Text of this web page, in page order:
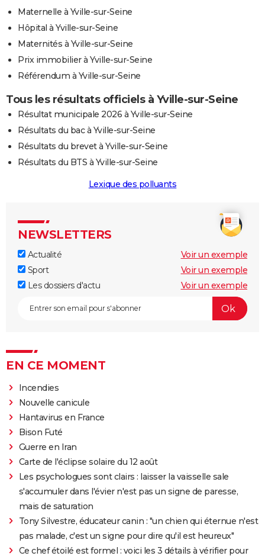
Maternelle à Yville-sur-Seine
Hôpital à Yville-sur-Seine
Maternités à Yville-sur-Seine
Prix immobilier à Yville-sur-Seine
Référendum à Yville-sur-Seine
Tous les résultats officiels à Yville-sur-Seine
Résultat municipale 2026 à Yville-sur-Seine
Résultats du bac à Yville-sur-Seine
Résultats du brevet à Yville-sur-Seine
Résultats du BTS à Yville-sur-Seine
Lexique des polluants
NEWSLETTERS
Actualité
Voir un exemple
Sport
Voir un exemple
Les dossiers d'actu
Voir un exemple
EN CE MOMENT
Incendies
Nouvelle canicule
Hantavirus en France
Bison Futé
Guerre en Iran
Carte de l'éclipse solaire du 12 août
Les psychologues sont clairs : laisser la vaisselle sale
s'accumuler dans l'évier n'est pas un signe de paresse,
mais de saturation
Tony Silvestre, éducateur canin : "un chien qui éternue n'est
pas malade, c'est un signe pour dire qu'il est heureux"
Ce chef étoilé est formel : voici les 3 détails à vérifier pour